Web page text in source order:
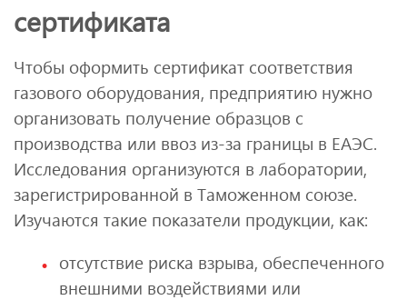
сертификата
Чтобы оформить сертификат соответствия
газового оборудования, предприятию нужно
организовать получение образцов с
производства или ввоз из-за границы в ЕАЭС.
Исследования организуются в лаборатории,
зарегистрированной в Таможенном союзе.
Изучаются такие показатели продукции, как:
отсутствие риска взрыва, обеспеченного
внешними воздействиями или